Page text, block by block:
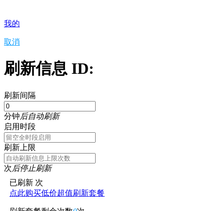
我的
取消
刷新信息 ID:
刷新间隔
分钟后自动刷新
启用时段
刷新上限
次后停止刷新
已刷新 次
点此购买低价超值刷新套餐